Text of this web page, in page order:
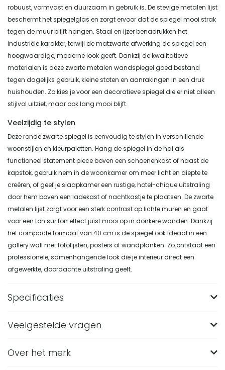
robuust, vormvast en duurzaam in gebruik is. De stevige metalen lijst
beschermt het spiegelglas en zorgt ervoor dat de spiegel mooi strak
tegen de muur blijft hangen. Staal en ijzer benadrukken het
industriële karakter, terwijl de matzwarte afwerking de spiegel een
hoogwaardige, moderne look geeft. Dankzij de kwalitatieve
materialen is deze zwarte metalen wandspiegel goed bestand
tegen dagelijks gebruik, kleine stoten en aanrakingen in een druk
huishouden. Zo kies je voor een decoratieve spiegel die er niet alleen
stijlvol uitziet, maar ook lang mooi blijft.
Veelzijdig te stylen
Deze ronde zwarte spiegel is eenvoudig te stylen in verschillende
woonstijlen en kleurpaletten. Hang de spiegel in de hal als
functioneel statement piece boven een schoenenkast of naast de
kapstok, gebruik hem in de woonkamer om meer licht en diepte te
creëren, of geef je slaapkamer een rustige, hotel-chique uitstraling
door hem boven een ladekast of nachtkastje te plaatsen. De zwarte
metalen lijst zorgt voor een sterk contrast op lichte muren en gaat
voor een ton sur ton effect juist mooi op in donkere wanden. Dankzij
het compacte formaat van 40 cm is de spiegel ook ideaal in een
gallery wall met fotolijsten, posters of wandplanken. Zo ontstaat een
professionele, samenhangende look die je interieur direct een
afgewerkte, doordachte uitstraling geeft.
Specificaties
Merk
Veelgestelde vragen
Hoe groot is de ronde wandspiegel Nest of Nora
Over het merk